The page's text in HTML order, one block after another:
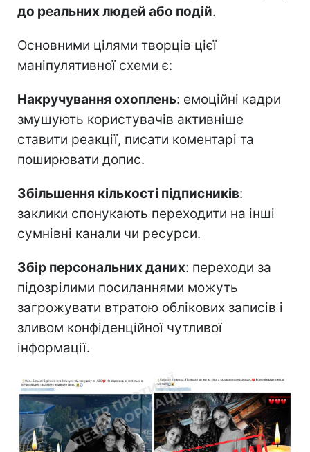
до реальних людей або подій.
Основними цілями творців цієї
маніпулятивної схеми є:
Накручування охоплень: емоційні кадри
змушують користувачів активніше
ставити реакції, писати коментарі та
поширювати допис.
Збільшення кількості підписників:
заклики спонукають переходити на інші
сумнівні канали чи ресурси.
Збір персональних даних: переходи за
підозрілими посиланнями можуть
загрожувати втратою облікових записів і
зливом конфіденційної чутливої
інформації.